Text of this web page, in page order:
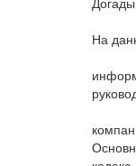
На